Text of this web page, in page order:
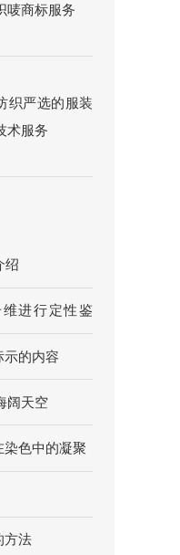
唛商标服务
织严选的服装
术服务
绍
进行定性鉴
示的内容
阔天空
色中的凝聚
方法